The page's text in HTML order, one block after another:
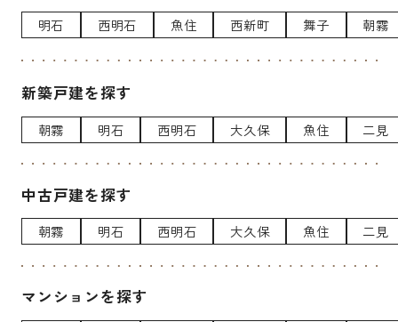
明石 西明石 魚住 西新町 舞子 朝霧
新築戸建を探す
朝霧 明石 西明石 大久保 魚住 二見
中古戸建を探す
朝霧 明石 西明石 大久保 魚住 二見
マンションを探す